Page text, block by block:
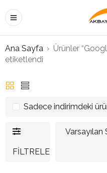
Ana Sayfa › Ürünler
etiketlendi
FILTRELE
Varsayılan
Sadece indirimdeki